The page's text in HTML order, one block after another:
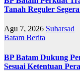
Tanah Reguler
Agu 7, 2026 Suharsad
Batam Berita
BP Batam Dukung
Sesuai Ketentuan